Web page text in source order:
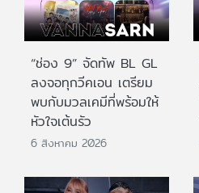
“ช่อง 9” จัดทัพ BL GL
ลงจอทุกวีคเอน เตรียม
พบกับมวลเคมีที่พร้อมให้
หัวใจเต้นรัว
6 สิงหาคม 2026